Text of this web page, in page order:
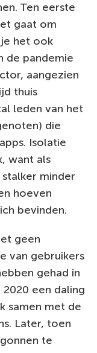
Ten eerste
gaat om
het ook
de pandemie
aangezien
thuis
leden van het
die
Isolatie
want als
minder
hoeven
bevinden.
geen
van gebruikers
gehad in
een daling
samen met de
Later, toen
te